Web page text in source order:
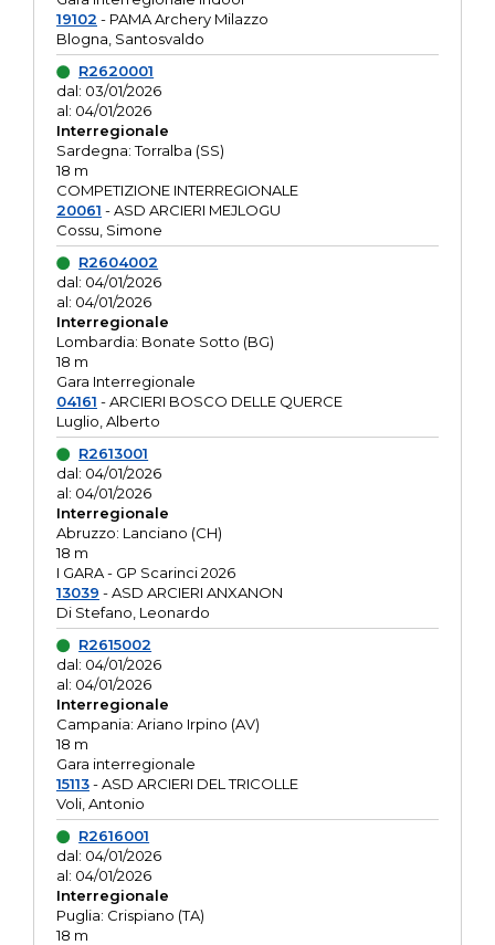
19102 - PAMA Archery Milazzo
Blogna, Santosvaldo
R2620001
dal: 03/01/2026
al: 04/01/2026
Interregionale
Sardegna: Torralba (SS)
18 m
COMPETIZIONE INTERREGIONALE
20061 - ASD ARCIERI MEJLOGU
Cossu, Simone
R2604002
dal: 04/01/2026
al: 04/01/2026
Interregionale
Lombardia: Bonate Sotto (BG)
18 m
Gara Interregionale
04161 - ARCIERI BOSCO DELLE QUERCE
Luglio, Alberto
R2613001
dal: 04/01/2026
al: 04/01/2026
Interregionale
Abruzzo: Lanciano (CH)
18 m
I GARA - GP Scarinci 2026
13039 - ASD ARCIERI ANXANON
Di Stefano, Leonardo
R2615002
dal: 04/01/2026
al: 04/01/2026
Interregionale
Campania: Ariano Irpino (AV)
18 m
Gara interregionale
15113- ASD ARCIERI DEL TRICOLLE
Voli, Antonio
R2616001
dal: 04/01/2026
al: 04/01/2026
Interregionale
Puglia: Crispiano (TA)
18 m